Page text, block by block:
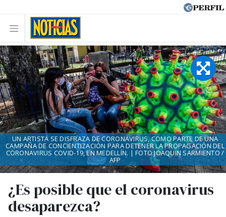
¿Es posible que el coronavirus
desaparezca?
UN ARTISTA SE DISFRAZA DE CORONAVIRUS, COMO PARTE DE UNA
CAMPAÑA DE CONCIENTIZACIÓN PARA DETENER LA PROPAGACIÓN DEL
CORONAVIRUS COVID-19, EN MEDELLÍN. | FOTO:JOAQUIN SARMIENTO /
AFP